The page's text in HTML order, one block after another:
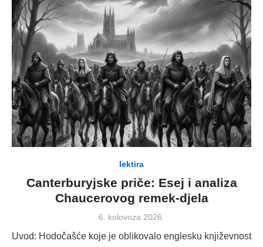
lektira
Canterburyjske priče: Esej i analiza
Chaucerovog remek-djela
Posted
6. kolovoza 2026.
Uvod: Hodočašće koje je oblikovalo englesku književnost